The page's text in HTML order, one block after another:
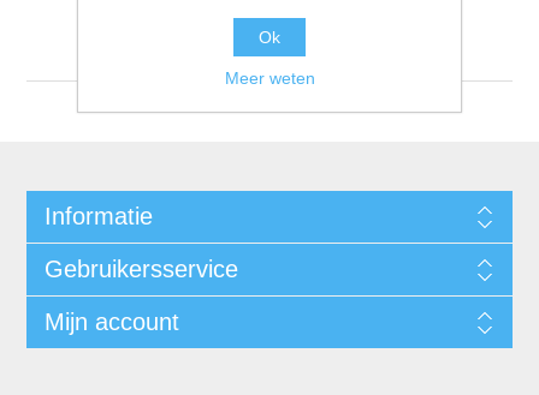
Informatie
Gebruikersservice
Mijn account
Ok
Meer weten